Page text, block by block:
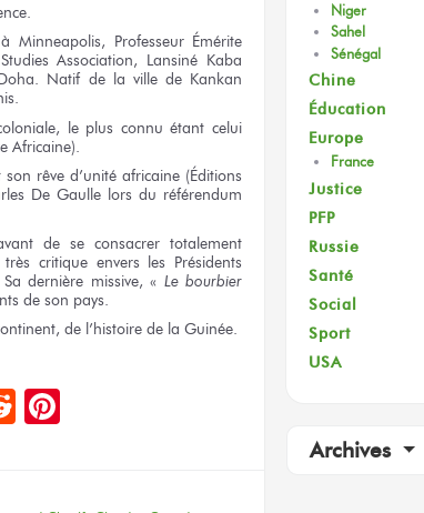
à Minneapolis, Professeur Émérite
Studies Association, Lansiné Kaba
Natif de la ville de Kankan
le plus connu étant celui
Africaine).
son rêved’unité africaine (Éditions
De Gaulle lors du référendum
de se consacrertotalement
très critiqueenvers les Présidents
Sa dernière missive,« Le bourbier
de son pays.
de l’histoire de la Guinée.
Reddit
Niger
Sahel
Sénégal
Chine
Éducation
Europe
France
Justice
PFP
Russie
Santé
Social
Sport
USA
Archives